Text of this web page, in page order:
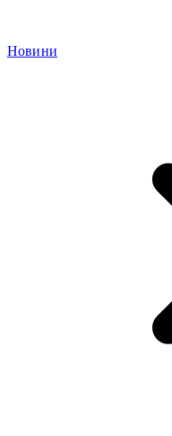
Новини